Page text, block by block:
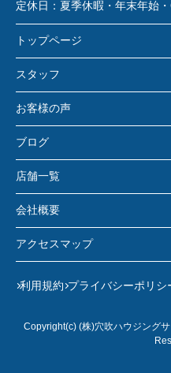
定休日： 夏季休暇・年末年始
トップページ
スタッフ
お客様の声
ブログ
店舗一覧
会社概要
アクセスマップ
利用規約 プライバシーポリシ
Copyright(c) (株)穴吹ハウジング